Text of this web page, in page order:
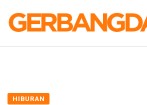
HIBURAN